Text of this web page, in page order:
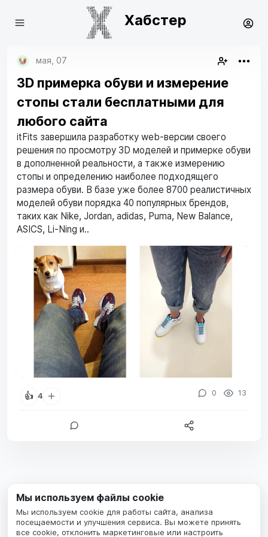
Хабстер
мая, 07
3D примерка обуви и измерение
стопы стали бесплатными для
любого сайта
itFits завершила разработку web-версии своего
решения по просмотру 3D моделей и примерке обуви
в дополненной реальности, а также измерению
стопы и определению наиболее подходящего
размера обуви. В базе уже более 8700 реалистичных
моделей обуви порядка 40 популярных брендов,
таких как Nike, Jordan, adidas, Puma, New Balance,
ASICS, Li-Ning и..
👍 4 0 13
Мы используем файлы cookie
Мы используем cookie для работы сайта, анализа
посещаемости и улучшения сервиса. Вы можете принять
все cookie, отклонить маркетинговые или настроить